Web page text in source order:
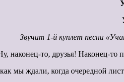
Звучит 1-й куплет песни
наконец-то, друзья! Наконец-то
мы ждали, когда очередной